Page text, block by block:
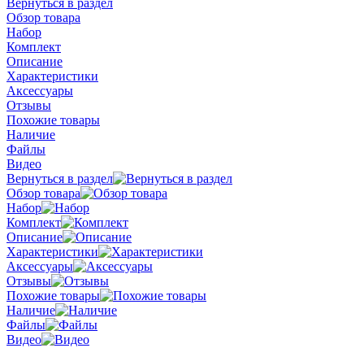
Вернуться в раздел
Обзор товара
Набор
Комплект
Описание
Характеристики
Аксессуары
Отзывы
Похожие товары
Наличие
Файлы
Видео
Вернуться в раздел
Обзор товара
Набор
Комплект
Описание
Характеристики
Аксессуары
Отзывы
Похожие товары
Наличие
Файлы
Видео